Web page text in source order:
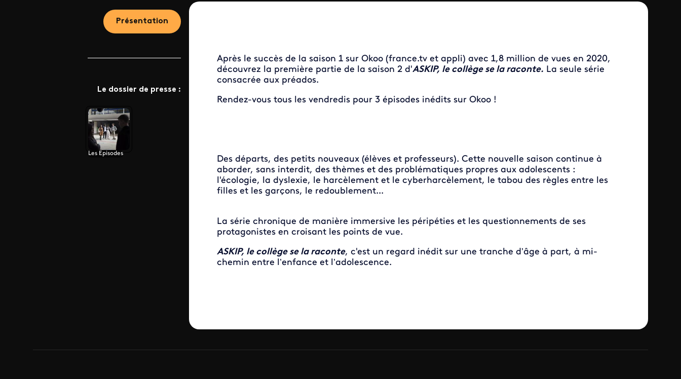
Présentation
Le dossier de presse :
Les Episodes
Après le succès de la saison 1 sur Okoo (france.tv et appli) avec 1,8 million de vues en 2020,
découvrez la première partie de la saison 2 d'ASKIP, le collège se la raconte. La seule série
consacrée aux préados.
Rendez-vous tous les vendredis pour 3 épisodes inédits sur Okoo !
Des départs, des petits nouveaux (élèves et professeurs). Cette nouvelle saison continue à
aborder, sans interdit, des thèmes et des problématiques propres aux adolescents :
l'écologie, la dyslexie, le harcèlement et le cyberharcèlement, le tabou des règles entre les
filles et les garçons, le redoublement...
La série chronique de manière immersive les péripéties et les questionnements de ses
protagonistes en croisant les points de vue.
ASKIP, le collège se la raconte, c'est un regard inédit sur une tranche d’âge à part, à mi-
chemin entre l’enfance et l’adolescence.